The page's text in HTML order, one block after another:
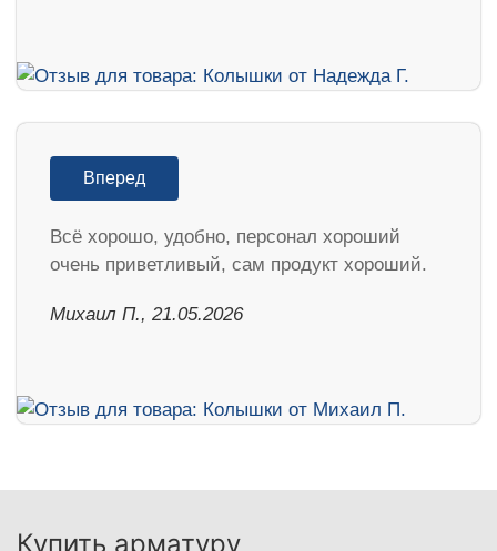
Вперед
Всё хорошо, удобно, персонал хороший
очень приветливый, сам продукт хороший.
Михаил П., 21.05.2026
Купить арматуру